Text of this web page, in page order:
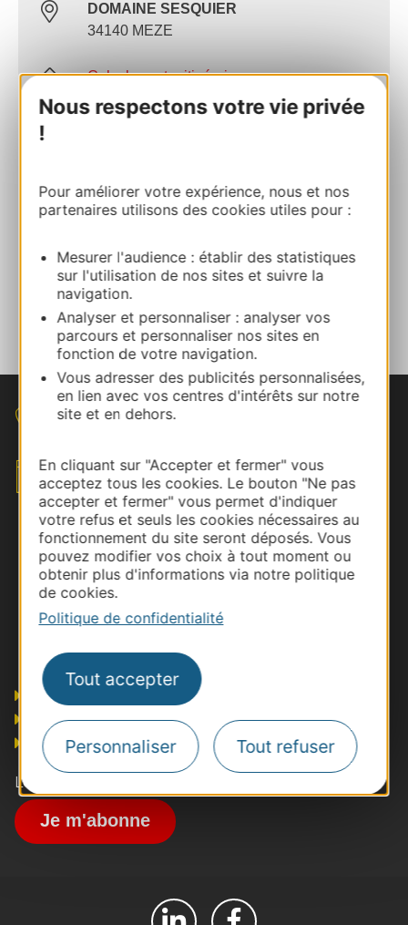
Nous respectons votre vie privée
!
Pour améliorer votre expérience, nous et nos
partenaires utilisons des cookies utiles pour :
Mesurer l'audience : établir des statistiques
sur l'utilisation de nos sites et suivre la
navigation.
Analyser et personnaliser : analyser vos
parcours et personnaliser nos sites en
fonction de votre navigation.
Vous adresser des publicités personnalisées,
en lien avec vos centres d'intérêts sur notre
site et en dehors.
En cliquant sur "Accepter et fermer" vous
acceptez tous les cookies. Le bouton "Ne pas
accepter et fermer" vous permet d'indiquer
votre refus et seuls les cookies nécessaires au
fonctionnement du site seront déposés. Vous
pouvez modifier vos choix à tout moment ou
obtenir plus d'informations via notre politique
de cookies.
Politique de confidentialité
Tout accepter
Personnaliser Tout refuser
DOMAINE SESQUIER
34140 MEZE
Calculez votre itinéraire
06 83 96 80 56
E-mail
Parlez-nous de votre évènement
Nous contacter
Envoyez votre brief
Pros
Presse et influence
Grand public
Les actualités MICE en Occitanie
Je m'abonne